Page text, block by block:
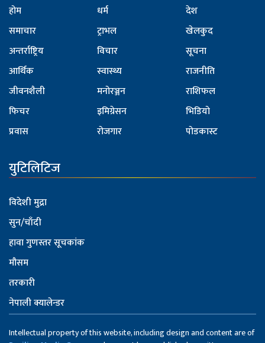
होम
समाचार
अन्तर्राष्ट्रिय
आर्थिक
जीवनशैली
फिचर
प्रवास
धर्म
ट्राभल
विचार
स्वास्थ्य
मनोरञ्जन
इमिग्रेसन
रोजगार
देश
खेलकुद
सूचना
राजनीति
राशिफल
भिडियो
पोडकास्ट
युटिलिटिज
विदेशी मुद्रा
सुन/चाँदी
हावा गुणस्तर सूचकांक
मौसम
तरकारी
नेपाली क्यालेन्डर
Intellectual property of this website, including design and content are of